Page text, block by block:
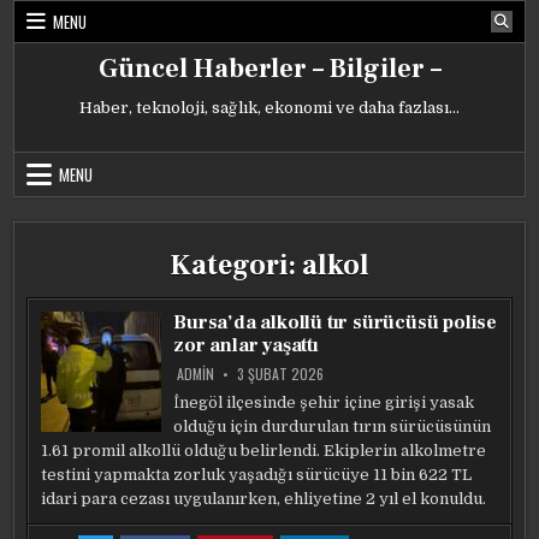
Skip
MENU
Güncel Haberler – Bilgiler –
Haber, teknoloji, sağlık, ekonomi ve daha fazlası…
MENU
Kategori: alkol
Bursa’da alkollü tır sürücüsü polise
zor anlar yaşattı
ADMIN 3 ŞUBAT 2026
İnegöl ilçesinde şehir içine girişi yasak
olduğu için durdurulan tırın sürücüsünün
1.61 promil alkollü olduğu belirlendi. Ekiplerin alkolmetre
testini yapmakta zorluk yaşadığı sürücüye 11 bin 622 TL
idari para cezası uygulanırken, ehliyetine 2 yıl el konuldu.